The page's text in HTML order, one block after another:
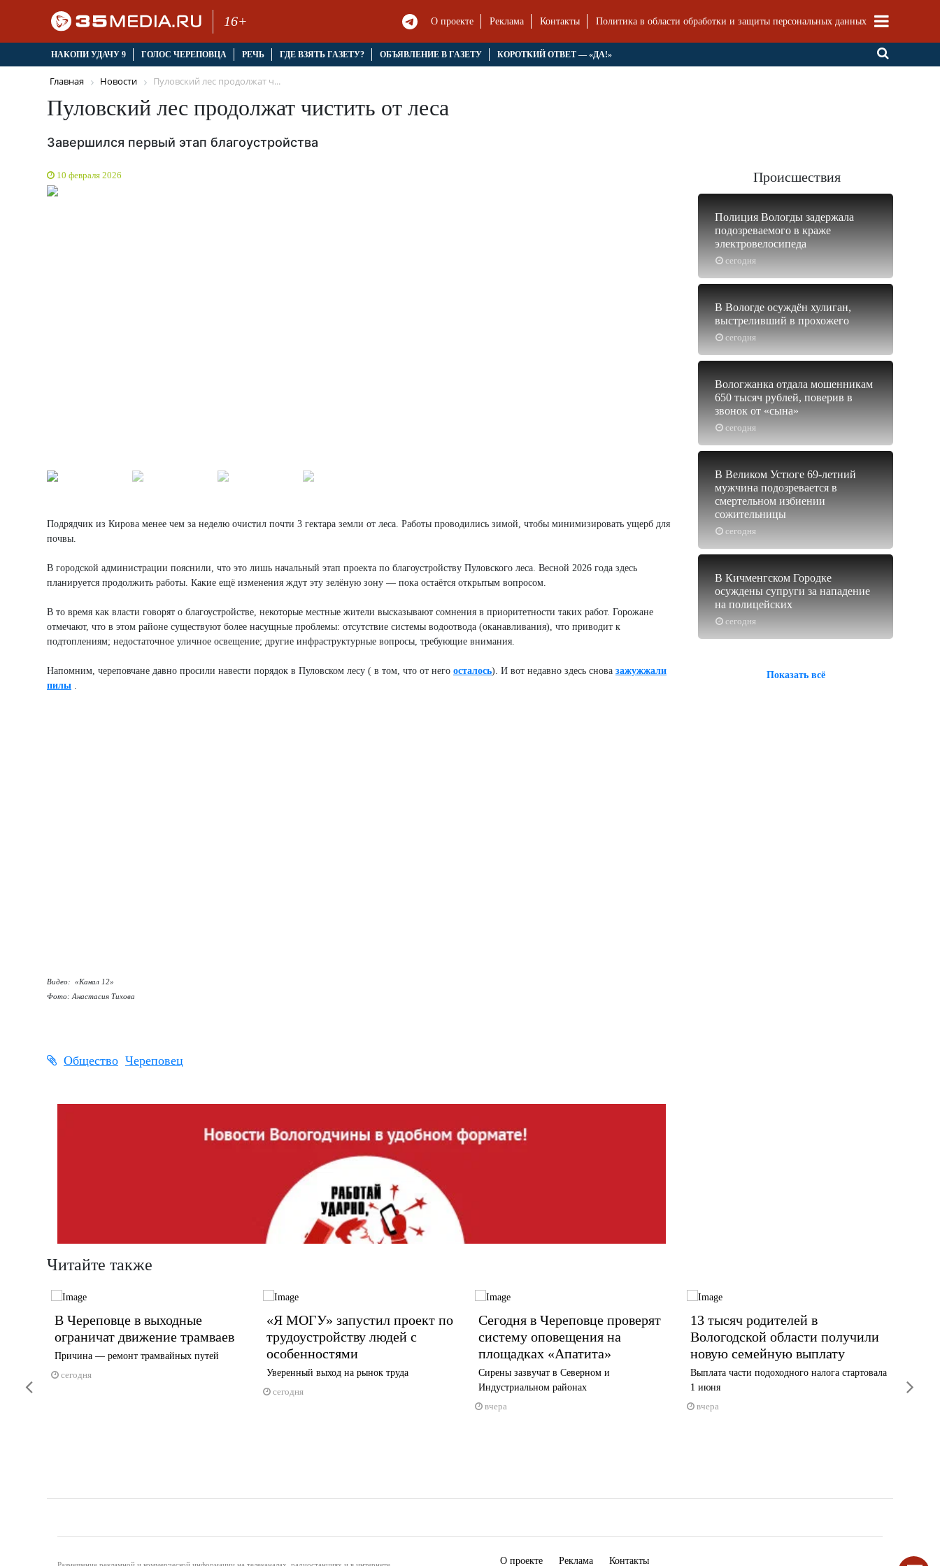
16+ О проекте Реклама Контакты Политика в области обработки и защиты персональных данных
НАКОПИ УДАЧУ 9 ГОЛОС ЧЕРЕПОВЦА РЕЧЬ ГДЕ ВЗЯТЬ ГАЗЕТУ? ОБЪЯВЛЕНИЕ В ГАЗЕТУ КОРОТКИЙ ОТВЕТ — «ДА!»
Главная Новости Пуловский лес продолжат ч...
Пуловский лес продолжат чистить от леса
Завершился первый этап благоустройства
10 февраля 2026
Подрядчик из Кирова менее чем за неделю очистил почти 3 гектара земли от леса. Работы проводились зимой, чтобы минимизировать ущерб для
почвы.
В городской администрации пояснили, что это лишь начальный этап проекта по благоустройству Пуловского леса. Весной 2026 года здесь
планируется продолжить работы. Какие ещё изменения ждут эту зелёную зону — пока остаётся открытым вопросом.
В то время как власти говорят о благоустройстве, некоторые местные жители высказывают сомнения в приоритетности таких работ. Горожане
отмечают, что в этом районе существуют более насущные проблемы: отсутствие системы водоотвода (оканавливания), что приводит к
подтоплениям; недостаточное уличное освещение; другие инфраструктурные вопросы, требующие внимания.
Напомним, череповчане давно просили навести порядок в Пуловском лесу ( в том, что от него осталось). И вот недавно здесь снова зажужжали
пилы .
Видео: «Канал 12»
Фото: Анастасия Тихова
Общество Череповец
Происшествия
сегодня
Полиция Вологды задержала
подозреваемого в краже
электровелосипеда
сегодня
В Вологде осуждён хулиган,
выстреливший в прохожего
сегодня
Вологжанка отдала мошенникам
650 тысяч рублей, поверив в
звонок от «сына»
сегодня
В Великом Устюге 69-летний
мужчина подозревается в
смертельном избиении
сожительницы
сегодня
В Кичменгском Городке
осуждены супруги за нападение
на полицейских
Показать всё
Читайте также
В Череповце в выходные
ограничат движение трамваев
Причина — ремонт трамвайных путей
сегодня
«Я МОГУ» запустил проект по
трудоустройству людей с
особенностями
Уверенный выход на рынок труда
сегодня
Сегодня в Череповце проверят
систему оповещения на
площадках «Апатита»
Сирены зазвучат в Северном и
Индустриальном районах
вчера
13 тысяч родителей в
Вологодской области получили
новую семейную выплату
Выплата части подоходного налога стартовала
1 июня
вчера
вчера
О проекте Реклама Контакты